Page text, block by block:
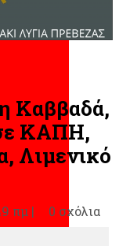
Καββαδά,
ΚΑΠΗ,
Λιμενικό
πμ | 0 σχόλια